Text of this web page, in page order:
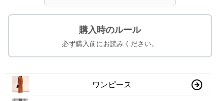
購入時のルール
必ず購入前にお読みください。
ワンピース